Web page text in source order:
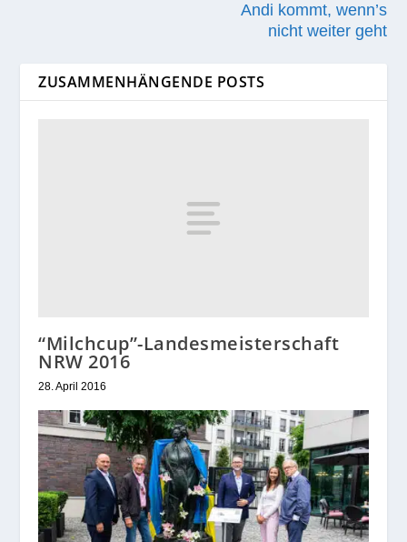
Andi kommt, wenn’s
nicht weiter geht
ZUSAMMENHÄNGENDE POSTS
“Milchcup”-Landesmeisterschaft
NRW 2016
28. April 2016